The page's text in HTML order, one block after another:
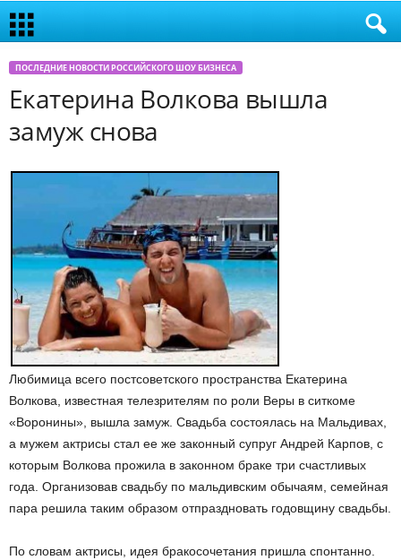
ПОСЛЕДНИЕ НОВОСТИ РОССИЙСКОГО ШОУ БИЗНЕСА
Екатерина Волкова вышла
замуж снова
Любимица всего постсоветского пространства Екатерина
Волкова, известная телезрителям по роли Веры в ситкоме
«Воронины», вышла замуж. Свадьба состоялась на Мальдивах,
а мужем актрисы стал ее же законный супруг Андрей Карпов, с
которым Волкова прожила в законном браке три счастливых
года. Организовав свадьбу по мальдивским обычаям, семейная
пара решила таким образом отпраздновать годовщину свадьбы.
По словам актрисы, идея бракосочетания пришла спонтанно.